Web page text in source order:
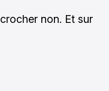
non. Et sur